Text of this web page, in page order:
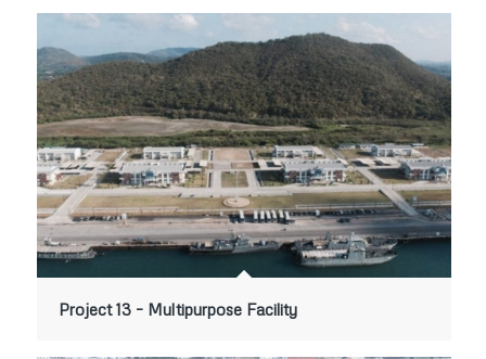
Project 13 – Multipurpose Facility